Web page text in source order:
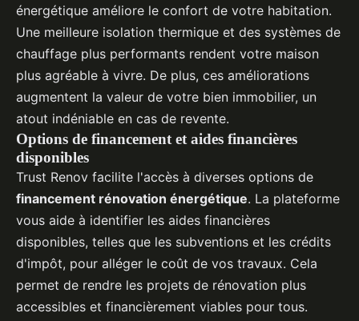
énergétique améliore le confort de votre habitation.
Une meilleure isolation thermique et des systèmes de
chauffage plus performants rendent votre maison
plus agréable à vivre. De plus, ces améliorations
augmentent la valeur de votre bien immobilier, un
atout indéniable en cas de revente.
Options de financement et aides financières
disponibles
Trust Renov facilite l'accès à diverses options de
financement rénovation énergétique. La plateforme
vous aide à identifier les aides financières
disponibles, telles que les subventions et les crédits
d'impôt, pour alléger le coût de vos travaux. Cela
permet de rendre les projets de rénovation plus
accessibles et financièrement viables pour tous.